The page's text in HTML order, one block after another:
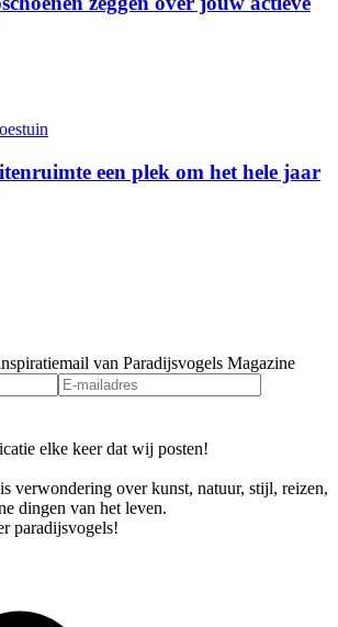
een plek om het hele jaar
van Paradijsvogels Magazine
elke keer dat wij posten!
verwondering over kunst, natuur, stijl, reizen,
dingen van het leven.
paradijsvogels!